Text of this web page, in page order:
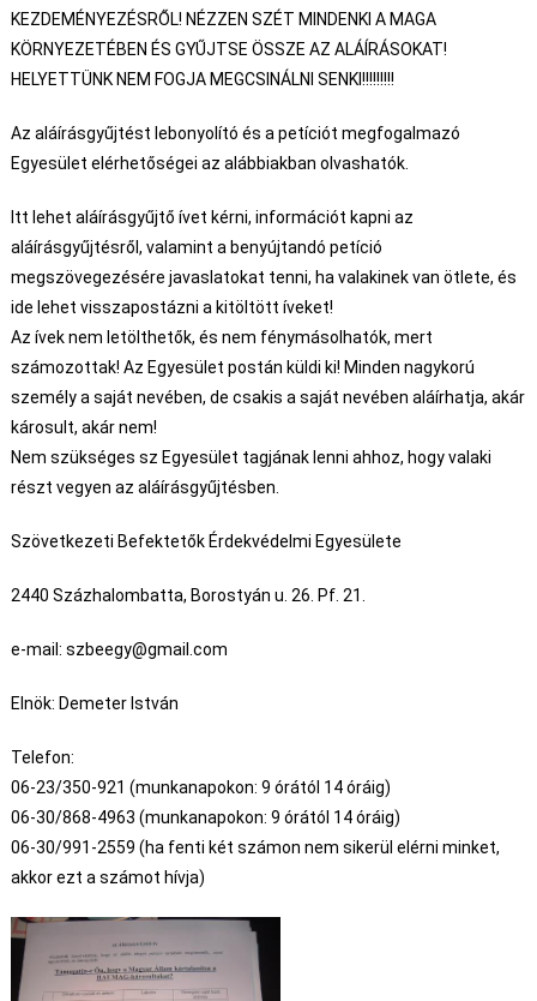
KEZDEMÉNYEZÉSRŐL! NÉZZEN SZÉT MINDENKI A MAGA
KÖRNYEZETÉBEN ÉS GYŰJTSE ÖSSZE AZ ALÁÍRÁSOKAT!
HELYETTÜNK NEM FOGJA MEGCSINÁLNI SENKI!!!!!!!!!
Az aláírásgyűjtést lebonyolító és a petíciót megfogalmazó
Egyesület elérhetőségei az alábbiakban olvashatók.
Itt lehet aláírásgyűjtő ívet kérni, információt kapni az
aláírásgyűjtésről, valamint a benyújtandó petíció
megszövegezésére javaslatokat tenni, ha valakinek van ötlete, és
ide lehet visszapostázni a kitöltött íveket!
Az ívek nem letölthetők, és nem fénymásolhatók, mert
számozottak! Az Egyesület postán küldi ki! Minden nagykorú
személy a saját nevében, de csakis a saját nevében aláírhatja, akár
károsult, akár nem!
Nem szükséges sz Egyesület tagjának lenni ahhoz, hogy valaki
részt vegyen az aláírásgyűjtésben.
Szövetkezeti Befektetők Érdekvédelmi Egyesülete
2440 Százhalombatta, Borostyán u. 26. Pf. 21.
e-mail: szbeegy@gmail.com
Elnök: Demeter István
Telefon:
06-23/350-921 (munkanapokon: 9 órától 14 óráig)
06-30/868-4963 (munkanapokon: 9 órától 14 óráig)
06-30/991-2559 (ha fenti két számon nem sikerül elérni minket,
akkor ezt a számot hívja)